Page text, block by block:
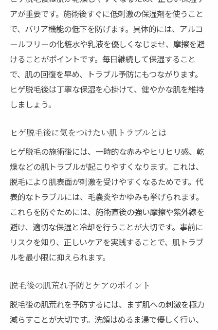
アが重要です。施術後すぐに低刺激の保湿剤を使うこと
で、バリア機能の低下を防げます。具体的には、アルコ
ールフリーの化粧水や乳液を優しくなじませ、摩擦を避
けることがポイントです。毎日継続して保湿すること
で、肌の回復を早め、トラブル予防にもつながります。
ヒゲ脱毛後は丁寧な保湿を心掛けて、健やかな肌を維持
しましょう。
ヒゲ脱毛後に気をつけたい肌トラブルとは
ヒゲ脱毛の施術後には、一時的な赤みやヒリヒリ感、乾
燥などの肌トラブルが起こりやすくなります。これは、
脱毛により肌表面が刺激を受けやすくなるためです。代
表的なトラブルには、毛嚢炎やかゆみも挙げられます。
これらを防ぐためには、施術直後の強い摩擦や紫外線を
避け、適切な保湿と冷却を行うことが大切です。事前に
リスクを知り、正しいケアを実践することで、肌トラブ
ルを最小限に抑えられます。
脱毛後の肌荒れ予防とケアのポイント
脱毛後の肌荒れを予防するには、まず肌への刺激を極力
減らすことが大切です。洗顔はぬるま湯で優しく行い、